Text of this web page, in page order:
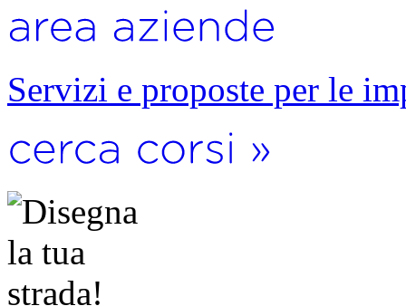
Servizi e proposte per le